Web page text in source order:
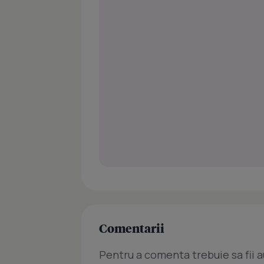
Comentarii
Pentru a comenta trebuie sa fii